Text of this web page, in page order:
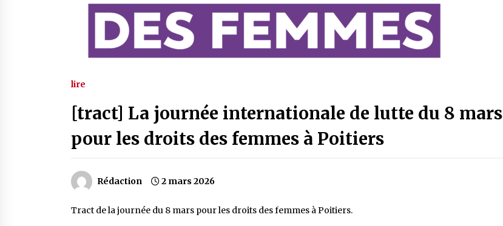
lire
[tract] La journée internationale de lutte du 8 mars
pour les droits des femmes à Poitiers
Rédaction 2 mars 2026
Tract de la journée du 8 mars pour les droits des femmes à Poitiers.